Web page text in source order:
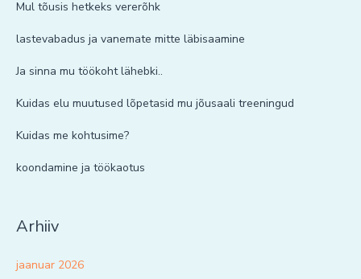
Mul tõusis hetkeks vererõhk
lastevabadus ja vanemate mitte läbisaamine
Ja sinna mu töökoht lähebki..
Kuidas elu muutused lõpetasid mu jõusaali treeningud
Kuidas me kohtusime?
koondamine ja töökaotus
Arhiiv
jaanuar 2026